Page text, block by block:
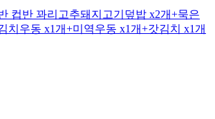
컵반 꽈리고추돼지고기덮밥 x2개+묵은
치우동 x1개+미역우동 x1개+갓김치 x1개